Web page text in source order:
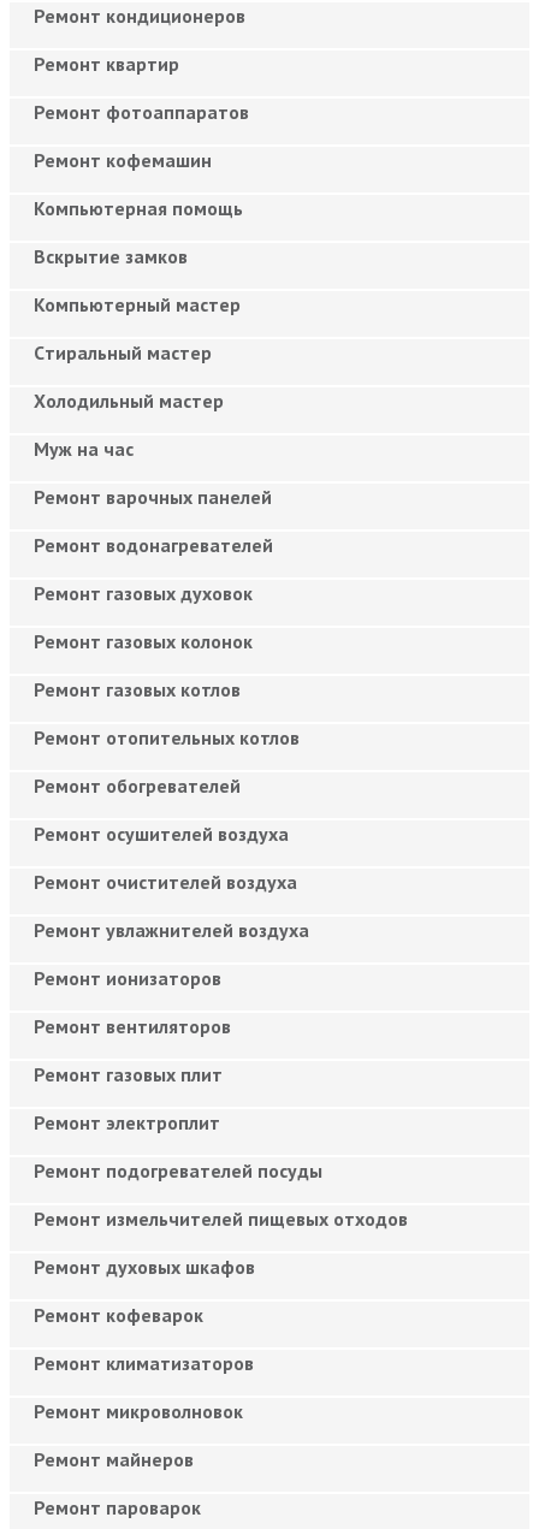
Ремонт кондиционеров
Ремонт квартир
Ремонт фотоаппаратов
Ремонт кофемашин
Компьютерная помощь
Вскрытие замков
Компьютерный мастер
Cтиральный мастер
Холодильный мастер
Муж на час
Ремонт варочных панелей
Ремонт водонагревателей
Ремонт газовых духовок
Ремонт газовых колонок
Ремонт газовых котлов
Ремонт отопительных котлов
Ремонт обогревателей
Ремонт осушителей воздуха
Ремонт очистителей воздуха
Ремонт увлажнителей воздуха
Ремонт ионизаторов
Ремонт вентиляторов
Ремонт газовых плит
Ремонт электроплит
Ремонт подогревателей посуды
Ремонт измельчителей пищевых отходов
Ремонт духовых шкафов
Ремонт кофеварок
Ремонт климатизаторов
Ремонт микроволновок
Ремонт майнеров
Ремонт пароварок